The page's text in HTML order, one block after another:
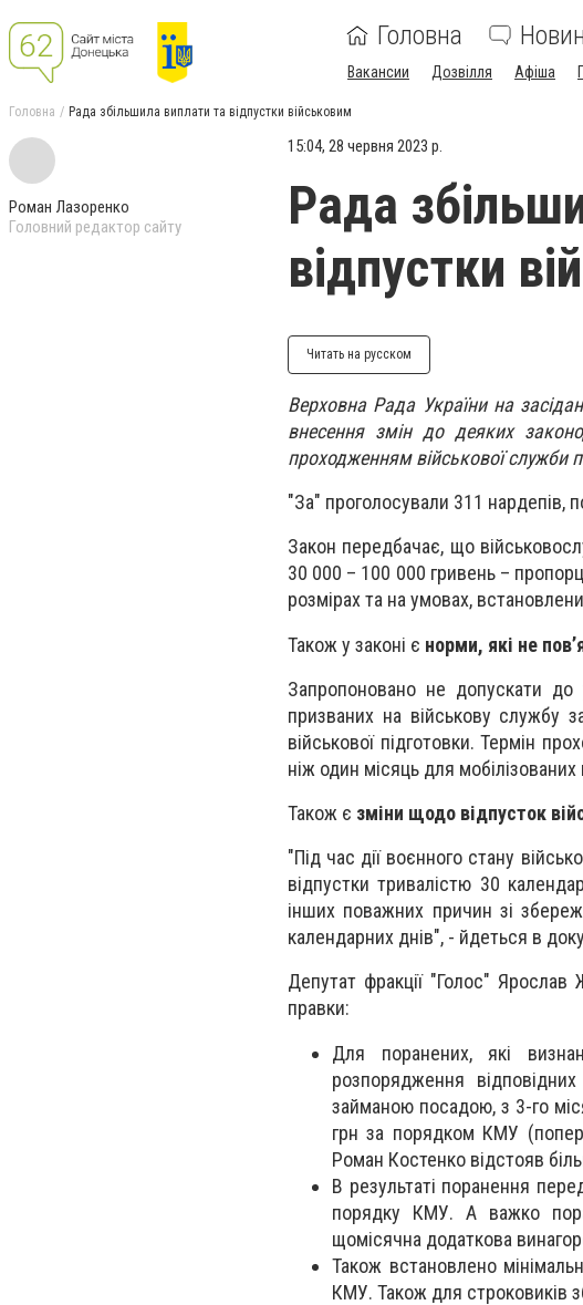
Головна
Вакансии Дозвілля Афіша
Головна Рада збільшила виплати та відпустки військовим
Роман Лазоренко
Головний редактор сайту
15:04, 28 червня 2023 р.
Рада
відпустки
Читать на русском
Верховна Рада України на
внесення змін до деяких
проходженням військової служби
"За" проголосували 311 нардепів,
Закон передбачає, що
30 000 – 100 000 гривень –
розмірах та на умовах,
Також у законі є норми, які не
Запропоновано не допускати до
призваних на військову службу
військової підготовки. Термін
ніж один місяць для
Також є зміни щодо відпусток
"Під час дії воєнного стану
відпустки тривалістю 30
інших поважних причин зі
календарних днів", - йдеться в
Депутат фракції "Голос"
правки:
Для поранених, які
розпорядження
займаною посадою, з 3-го
грн за порядком КМУ
Роман Костенко відстояв
В результаті поранення
порядку КМУ. А важко
щомісячна додаткова
Також встановлено
КМУ. Також для строковиків